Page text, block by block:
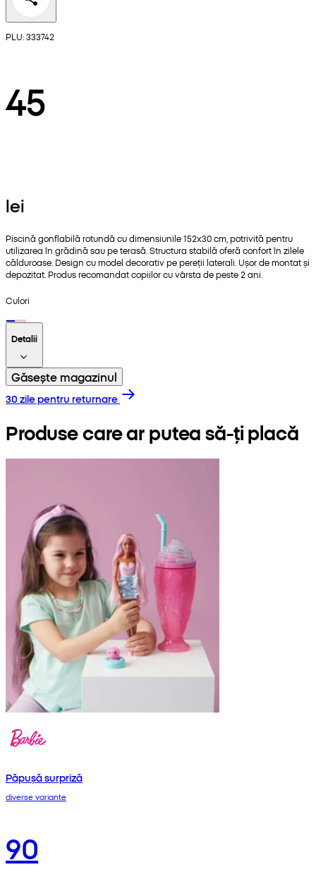
PLU: 333742
45
lei
Piscină gonflabilă rotundă cu dimensiunile 152x30 cm, potrivită pentru
utilizarea în grădină sau pe terasă. Structura stabilă oferă confort în zilele
călduroase. Design cu model decorativ pe pereții laterali. Ușor de montat și
depozitat. Produs recomandat copiilor cu vârsta de peste 2 ani.
Culori
Detalii
Găsește magazinul
30 zile pentru returnare
Produse care ar putea să-ți placă
Păpușă surpriză
diverse variante
90